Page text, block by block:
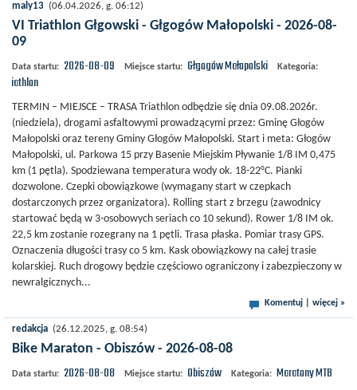
maly13 (06.04.2026, g. 06:12)
VI Triathlon Głgowski - Głgogów Małopolski - 2026-08-
09
Data startu: 2026-08-09 Miejsce startu: Głgogów Małopolski Kategoria:
Triathlon
TERMIN – MIEJSCE – TRASA Triathlon odbędzie się dnia 09.08.2026r.
(niedziela), drogami asfaltowymi prowadzącymi przez: Gminę Głogów
Małopolski oraz tereny Gminy Głogów Małopolski. Start i meta: Głogów
Małopolski, ul. Parkowa 15 przy Basenie Miejskim Pływanie 1/8 IM 0,475
km (1 pętla). Spodziewana temperatura wody ok. 18-22°C. Pianki
dozwolone. Czepki obowiązkowe (wymagany start w czepkach
dostarczonych przez organizatora). Rolling start z brzegu (zawodnicy
startować będą w 3-osobowych seriach co 10 sekund). Rower 1/8 IM ok.
22,5 km zostanie rozegrany na 1 pętli. Trasa płaska. Pomiar trasy GPS.
Oznaczenia długości trasy co 5 km. Kask obowiązkowy na całej trasie
kolarskiej. Ruch drogowy będzie częściowo ograniczony i zabezpieczony w
newralgicznych...
Komentuj więcej »
redakcja (26.12.2025, g. 08:54)
Bike Maraton - Obiszów - 2026-08-08
Data startu: 2026-08-08 Miejsce startu: Obiszów Kategoria: Maratony MTB